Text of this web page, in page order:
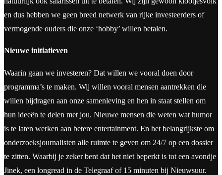
en dus hebben we geen breed netwerk van rijke investeerders of
vermogende ouders die onze ‘hobby’ willen betalen.
Nieuwe initiatieven
Waarin gaan we investeren? Dat willen we vooral doen door
programma’s te maken. Wij willen vooral mensen aantrekken die
willen bijdragen aan onze samenleving en hen in staat stellen om
hun ideeën te delen met jou. Nieuwe mensen die weten wat humor
is te laten werken aan betere entertainment. En het belangrijkste om
onderzoeksjournalisten alle ruimte te geven om 24/7 op een dossier
te zitten. Waarbij je zeker bent dat het niet beperkt is tot een avondje
Jinek, een longread in de Telegraaf of 15 minuten bij Nieuwsuur.